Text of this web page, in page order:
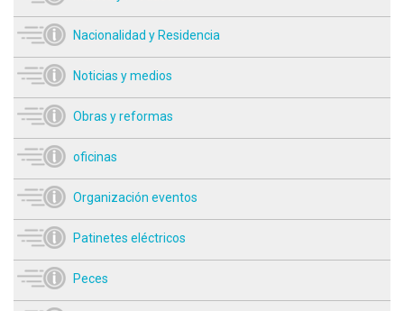
Nacionalidad y Residencia
Noticias y medios
Obras y reformas
oficinas
Organización eventos
Patinetes eléctricos
Peces